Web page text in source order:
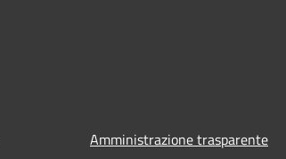
Amministrazione trasparente